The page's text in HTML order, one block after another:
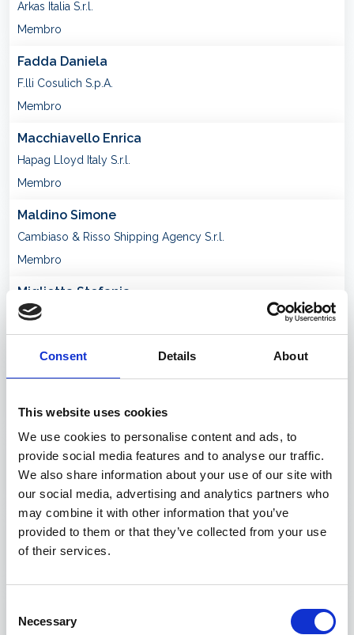
Consent Details About
This website uses cookies
We use cookies to personalise content and ads, to
provide social media features and to analyse our traffic.
We also share information about your use of our site with
our social media, advertising and analytics partners who
may combine it with other information that you’ve
provided to them or that they’ve collected from your use
of their services.
Selection
Necessary
Arkas Italia S.r.l.
Membro
Fadda Daniela
F.lli Cosulich S.p.A.
Membro
Macchiavello Enrica
Hapag Lloyd Italy S.r.l.
Membro
Maldino Simone
Cambiaso & Risso Shipping Agency S.r.l.
Membro
Miglietta Stefania
Finsea S.p.A.
Membro
Membro
Morasso Stefania
Membro
Pessina Paolo
Hapag Lloyd Italy S.r.l.
OOCL Italy S.r.l.